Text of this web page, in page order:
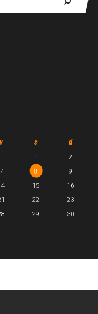
v s d
1
2
7 8
9
15
16
22
23
29
30